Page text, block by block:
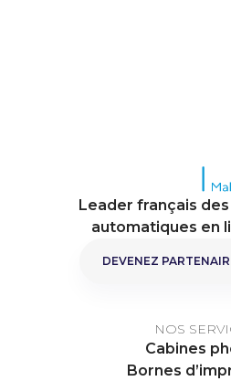
Leader français
automatiques en
DEVENEZ
NOS
Cabines
Bornes